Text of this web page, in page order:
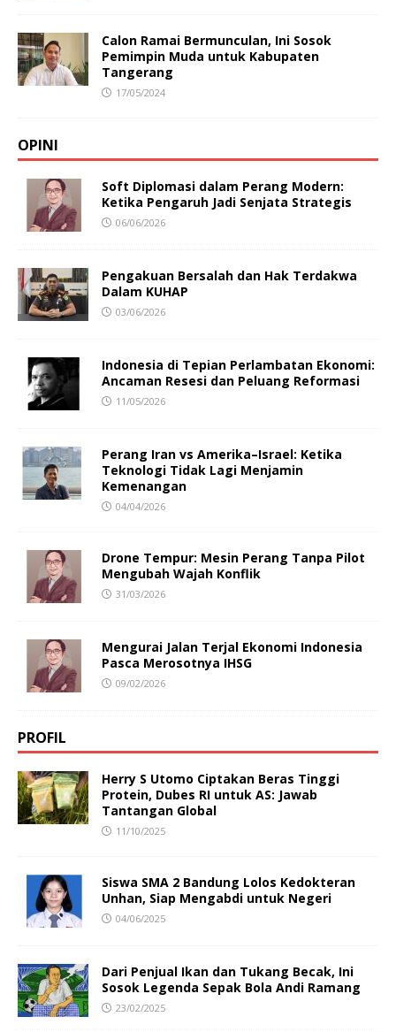
Calon Ramai Bermunculan, Ini Sosok
Pemimpin Muda untuk Kabupaten
Tangerang
17/05/2024
OPINI
Soft Diplomasi dalam Perang Modern:
Ketika Pengaruh Jadi Senjata Strategis
06/06/2026
Pengakuan Bersalah dan Hak Terdakwa
Dalam KUHAP
03/06/2026
Indonesia di Tepian Perlambatan Ekonomi:
Ancaman Resesi dan Peluang Reformasi
11/05/2026
Perang Iran vs Amerika–Israel: Ketika
Teknologi Tidak Lagi Menjamin
Kemenangan
04/04/2026
Drone Tempur: Mesin Perang Tanpa Pilot
Mengubah Wajah Konflik
31/03/2026
Mengurai Jalan Terjal Ekonomi Indonesia
Pasca Merosotnya IHSG
09/02/2026
PROFIL
Herry S Utomo Ciptakan Beras Tinggi
Protein, Dubes RI untuk AS: Jawab
Tantangan Global
11/10/2025
Siswa SMA 2 Bandung Lolos Kedokteran
Unhan, Siap Mengabdi untuk Negeri
04/06/2025
Dari Penjual Ikan dan Tukang Becak, Ini
Sosok Legenda Sepak Bola Andi Ramang
23/02/2025